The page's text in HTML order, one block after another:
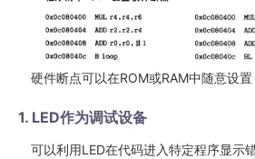
硬件断点可以在ROM或RAM中随意设置
1. LED作为调试设备
可以利用LED在代码进入特定程序显示